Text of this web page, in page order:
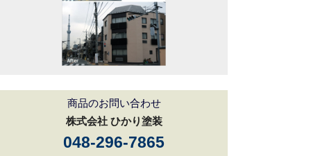
商品のお問い合わせ
株式会社 ひかり塗装
048-296-7865